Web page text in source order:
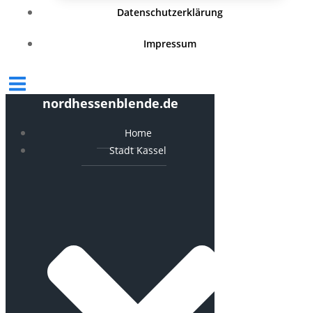
Datenschutzerklärung
Impressum
nordhessenblende.de
Home
Stadt Kassel